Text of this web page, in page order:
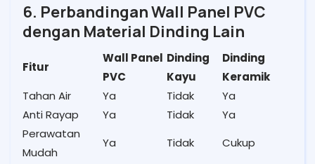
6. Perbandingan Wall Panel PVC
dengan Material Dinding Lain
Fitur
Wall Panel
PVC
Dinding
Kayu
Dinding
Keramik
Tahan Air
Ya Tidak
Ya
Anti Rayap
Ya Tidak
Ya
Perawatan
Mudah
Ya Tidak
Cukup